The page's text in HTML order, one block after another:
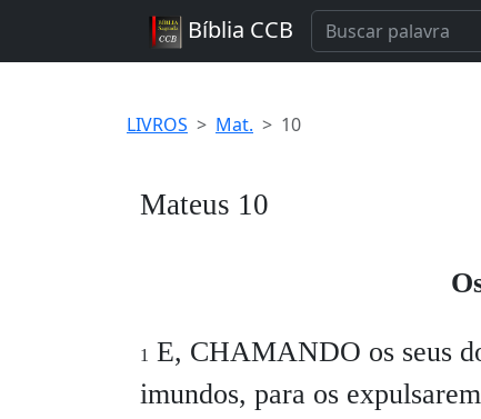
Bíblia CCB
LIVROS Mat. 10
Mateus 10
1 E, CHAMANDO os seus
imundos, para os